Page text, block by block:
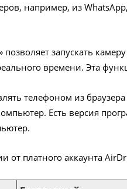
например, из
запускать
времени. Эта
телефоном из
Есть версия
от платного аккаунта